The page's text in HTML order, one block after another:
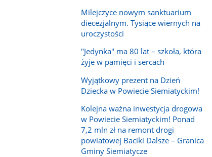
Milejczyce nowym sanktuarium
diecezjalnym. Tysiące wiernych na
uroczystości
"Jedynka" ma 80 lat – szkoła, która
żyje w pamięci i sercach
Wyjątkowy prezent na Dzień
Dziecka w Powiecie Siemiatyckim!
Kolejna ważna inwestycja drogowa
w Powiecie Siemiatyckim! Ponad
7,2 mln zł na remont drogi
powiatowej Baciki Dalsze – Granica
Gminy Siemiatycze